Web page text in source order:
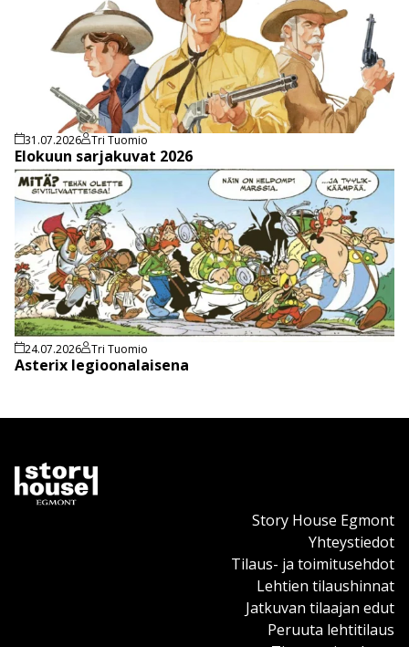
31.07.2026 Tri Tuomio
Elokuun sarjakuvat 2026
24.07.2026 Tri Tuomio
Asterix legioonalaisena
Story House Egmont
Yhteystiedot
Tilaus- ja toimitusehdot
Lehtien tilaushinnat
Jatkuvan tilaajan edut
Peruuta lehtitilaus